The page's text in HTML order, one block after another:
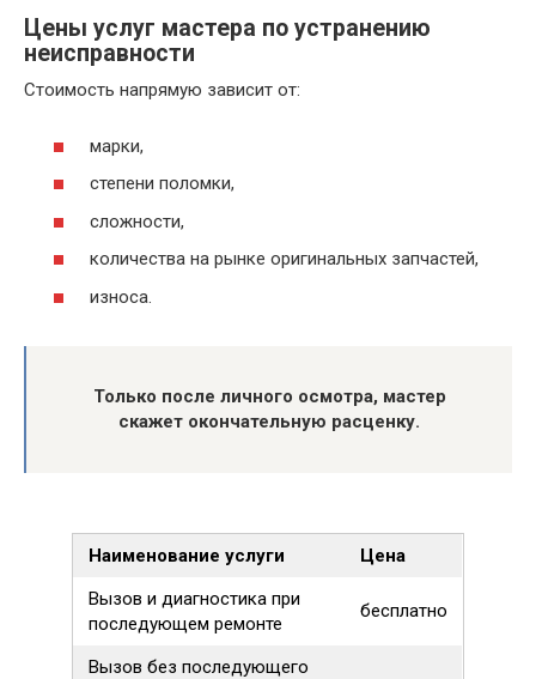
Цены услуг мастера по устранению
неисправности
Стоимость напрямую зависит от:
марки,
степени поломки,
сложности,
количества на рынке оригинальных запчастей,
износа.
Только после личного осмотра, мастер
скажет окончательную расценку.
Наименование услуги
Цена
Вызов и диагностика при
последующем ремонте
бесплатно
Вызов без последующего